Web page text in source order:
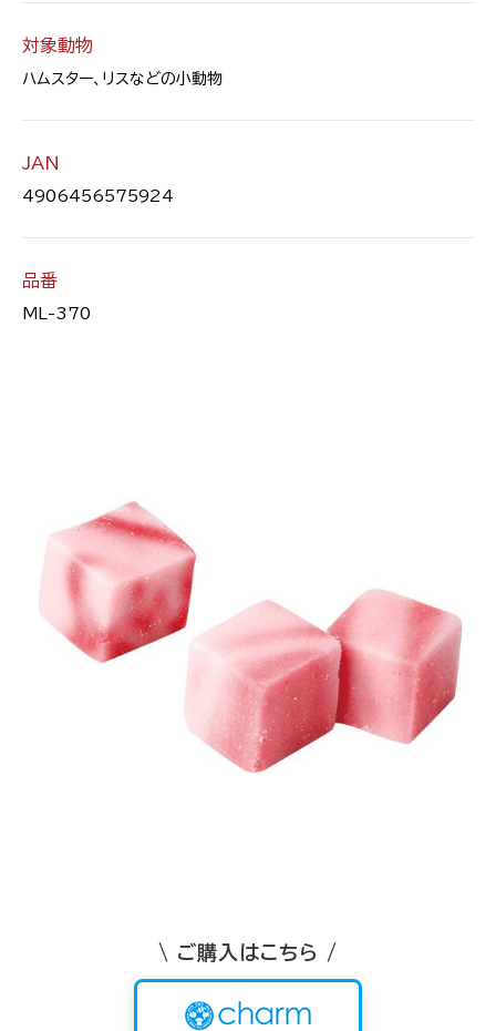
対象動物
ハムスター、リスなどの小動物
JAN
4906456575924
品番
ML-370
\ ご購入はこちら /